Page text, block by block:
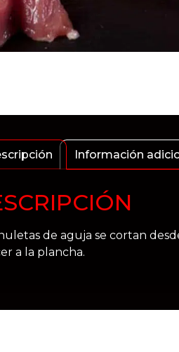
Información
de aguja se cortan
a la plancha.